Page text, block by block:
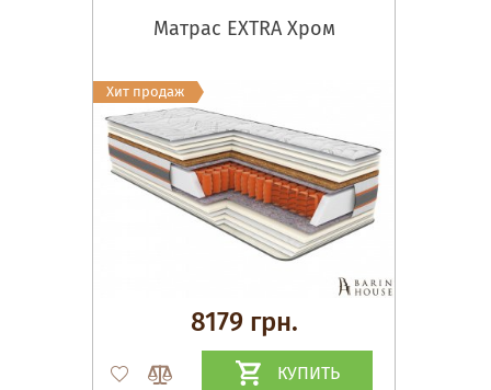
Матрас EXTRA Хром
8179 грн.
КУПИТЬ
Хит продаж